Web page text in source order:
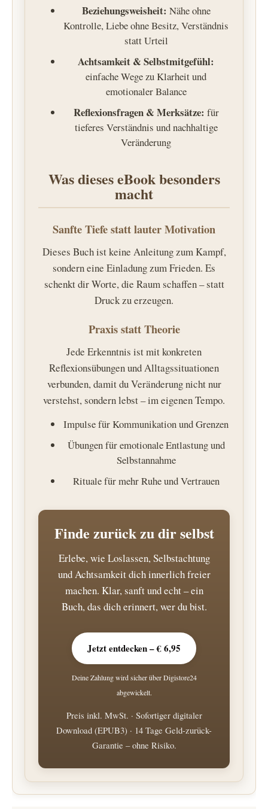
Beziehungsweisheit: Nähe ohne
Kontrolle, Liebe ohne Besitz, Verständnis
statt Urteil
Achtsamkeit & Selbstmitgefühl:
einfache Wege zu Klarheit und
emotionaler Balance
Reflexionsfragen & Merksätze: für
tieferes Verständnis und nachhaltige
Veränderung
Was dieses eBook besonders
macht
Sanfte Tiefe statt lauter Motivation
Dieses Buch ist keine Anleitung zum Kampf,
sondern eine Einladung zum Frieden. Es
schenkt dir Worte, die Raum schaffen – statt
Druck zu erzeugen.
Praxis statt Theorie
Jede Erkenntnis ist mit konkreten
Reflexionsübungen und Alltagssituationen
verbunden, damit du Veränderung nicht nur
verstehst, sondern lebst – im eigenen Tempo.
Impulse für Kommunikation und Grenzen
Übungen für emotionale Entlastung und
Selbstannahme
Rituale für mehr Ruhe und Vertrauen
Finde zurück zu dir selbst
Erlebe, wie Loslassen, Selbstachtung
und Achtsamkeit dich innerlich freier
machen. Klar, sanft und echt – ein
Buch, das dich erinnert, wer du bist.
Jetzt entdecken – € 6,95
Deine Zahlung wird sicher über Digistore24
abgewickelt.
Preis inkl. MwSt. · Sofortiger digitaler
Download (EPUB3) · 14 Tage Geld-zurück-
Garantie – ohne Risiko.